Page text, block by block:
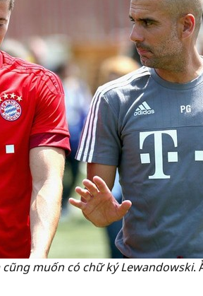
muốn có chữ ký Lewandowski.